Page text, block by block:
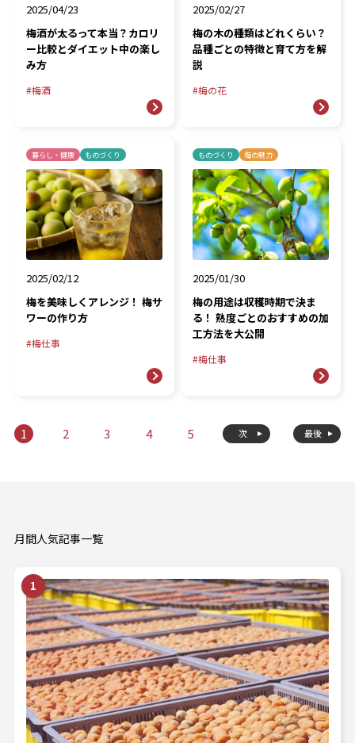
2025/04/23
梅酒が太るって本当？カロリ
ー比較とダイエット中の楽し
み方
梅酒
2025/02/27
梅の木の種類はどれくらい？
品種ごとの特徴と育て方を解
説
梅の花
暮らし・健康 ものづくり
2025/02/12
梅を美味しくアレンジ！ 梅サ
ワーの作り方
梅仕事
ものづくり 梅の魅力
2025/01/30
梅の用途は収穫時期で決ま
る！ 熟度ごとのおすすめの加
工方法を大公開
梅仕事
1 2 3 4 5 次 最後
月間人気記事一覧